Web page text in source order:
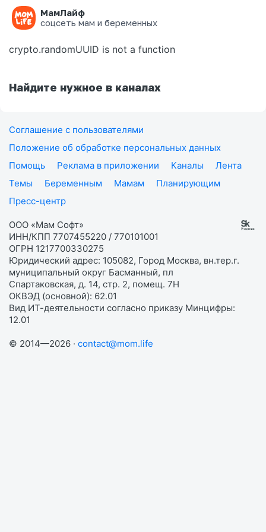
МамЛайф
соцсеть мам и беременных
Ошибка на странице
crypto.randomUUID is not a function
Найдите нужное в каналах
Соглашение с пользователями
Положение об обработке персональных данных
Помощь
Реклама в приложении Каналы
Лента
Темы
Беременным Мамам
Планирующим
Пресс-центр
ООО «Мам Софт»
ИНН/КПП 7707455220 / 770101001
ОГРН 1217700330275
Юридический адрес: 105082, Город Москва, вн.тер.г.
муниципальный округ Басманный, пл
Спартаковская, д. 14, стр. 2, помещ. 7Н
ОКВЭД (основной): 62.01
Вид ИТ-деятельности согласно приказу Минцифры:
12.01
© 2014—2026 · contact@mom.life